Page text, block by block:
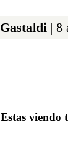
Gastaldi | 8
Estas viendo